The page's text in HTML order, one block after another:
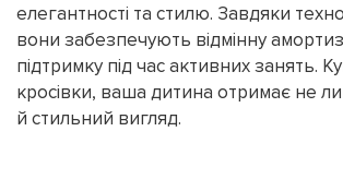
елегантності та стилю. Завдяки
вони забезпечують відмінну
підтримку під час активних занять.
кросівки, ваша дитина отримає не
й стильний вигляд.